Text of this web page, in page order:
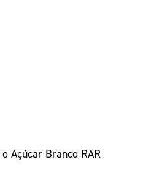
Açúcar Branco RAR